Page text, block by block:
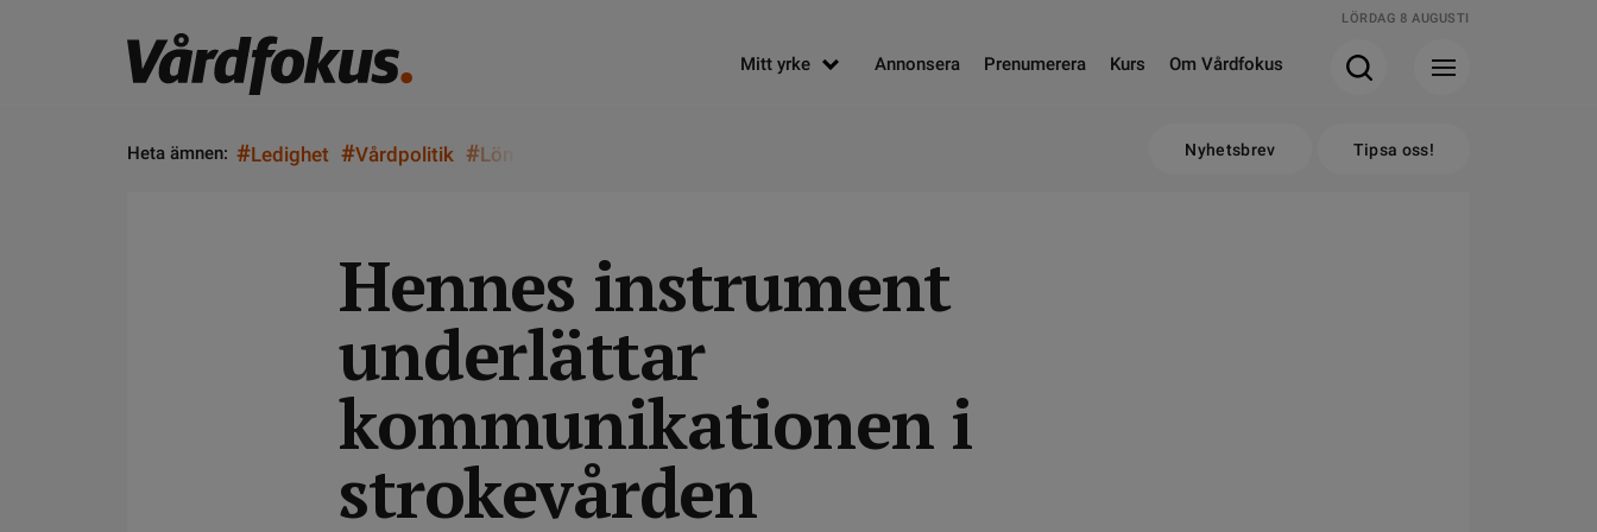
LÖRDAG 8 AUGUSTI
Mitt yrke Annonsera Prenumerera Kurs Om Vårdfokus
Heta ämnen: #Ledighet #Vårdpolitik #Lön Nyhetsbrev Tipsa oss!
Hennes instrument
underlättar
kommunikationen i
strokevården